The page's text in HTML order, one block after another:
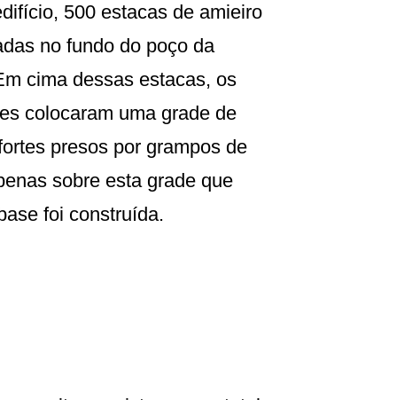
500 estacas de amieiro
no fundo do poço da
cima dessas estacas, os
colocaram uma grade de
presos por grampos de
sobre esta grade que
foi construída.